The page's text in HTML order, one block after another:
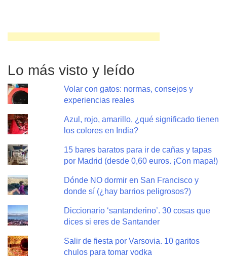
Lo más visto y leído
Volar con gatos: normas, consejos y
experiencias reales
Azul, rojo, amarillo, ¿qué significado tienen
los colores en India?
15 bares baratos para ir de cañas y tapas
por Madrid (desde 0,60 euros. ¡Con mapa!)
Dónde NO dormir en San Francisco y
donde sí (¿hay barrios peligrosos?)
Diccionario ‘santanderino’. 30 cosas que
dices si eres de Santander
Salir de fiesta por Varsovia. 10 garitos
chulos para tomar vodka